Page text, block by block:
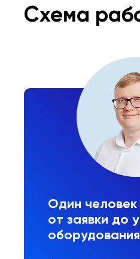
Схема
Один человек
от заявки до